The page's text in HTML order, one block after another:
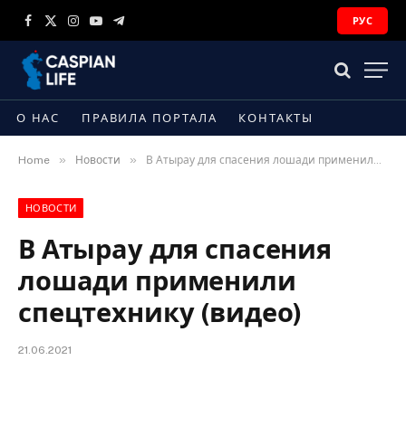
Facebook
X
Instagram
YouTubeTelegram
РУС
О НАС ПРАВИЛА ПОРТАЛА КОНТАКТЫ
Home » Новости » В Атырау для спасения лошади применили спецтехнику (видео)
НОВОСТИ
В Атырау для спасения
лошади применили
спецтехнику (видео)
21.06.2021